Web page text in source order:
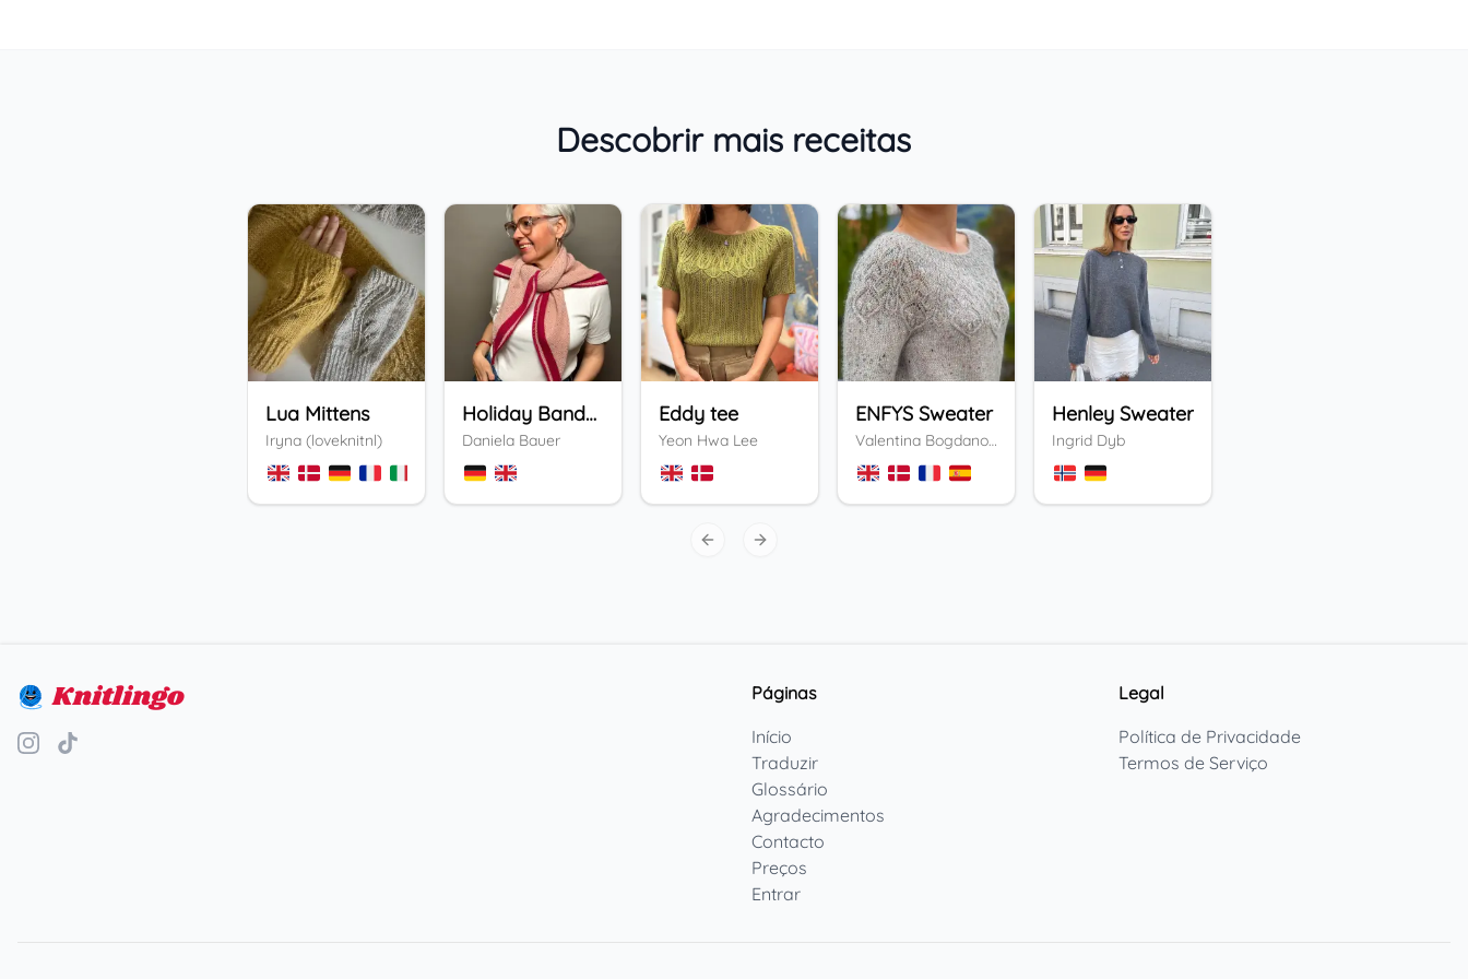
Descobrir mais receitas
Lua Mittens
Iryna (loveknitnl)
3
Holiday Bandana
Daniela Bauer
Eddy tee
Yeon Hwa Lee
ENFYS Sweater
Valentina Bogdanova
Henley Sweater
Ingrid Dyb
Previous slide
Next slide
Knitlingo
Páginas
Início
Traduzir
Glossário
Agradecimentos
Contacto
Preços
Entrar
Legal
Política de Privacidade
Termos de Serviço